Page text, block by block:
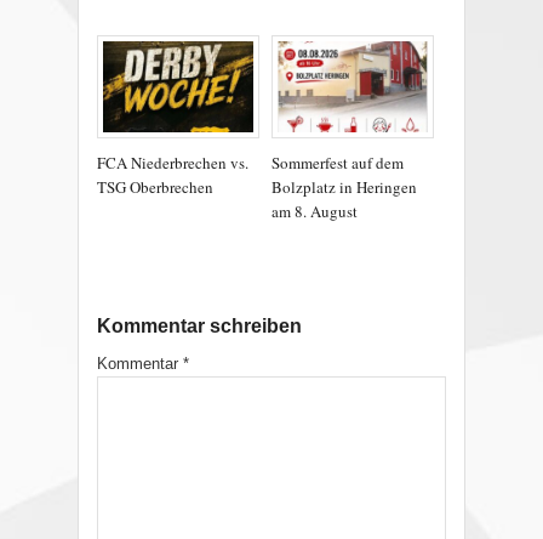
FCA Niederbrechen vs.
TSG Oberbrechen
Sommerfest auf dem
Bolzplatz in Heringen
am 8. August
Kommentar schreiben
Kommentar *